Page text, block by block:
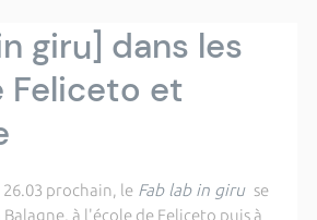
giru] dans les
Feliceto et
prochain, leFab lab in giru se
à l'école de Feliceto puis à